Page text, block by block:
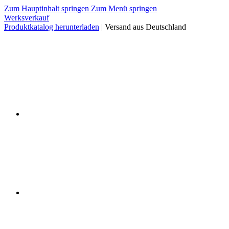
Zum Hauptinhalt springen Zum Menü springen
Werksverkauf
Produktkatalog herunterladen | Versand aus Deutschland